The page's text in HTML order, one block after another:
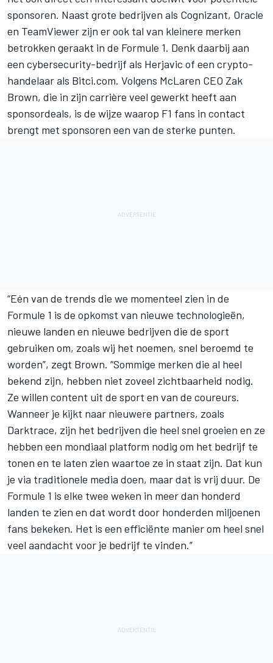
sponsoren. Naast grote bedrijven als Cognizant, Oracle
en TeamViewer zijn er ook tal van kleinere merken
betrokken geraakt in de Formule 1. Denk daarbij aan
een cybersecurity-bedrijf als Herjavic of een crypto-
handelaar als Bitci.com. Volgens McLaren CEO Zak
Brown, die in zijn carrière veel gewerkt heeft aan
sponsordeals, is de wijze waarop F1 fans in contact
brengt met sponsoren een van de sterke punten.
“Eén van de trends die we momenteel zien in de
Formule 1 is de opkomst van nieuwe technologieën,
nieuwe landen en nieuwe bedrijven die de sport
gebruiken om, zoals wij het noemen, snel beroemd te
worden”, zegt Brown. “Sommige merken die al heel
bekend zijn, hebben niet zoveel zichtbaarheid nodig.
Ze willen content uit de sport en van de coureurs.
Wanneer je kijkt naar nieuwere partners, zoals
Darktrace, zijn het bedrijven die heel snel groeien en ze
hebben een mondiaal platform nodig om het bedrijf te
tonen en te laten zien waartoe ze in staat zijn. Dat kun
je via traditionele media doen, maar dat is vrij duur. De
Formule 1 is elke twee weken in meer dan honderd
landen te zien en dat wordt door honderden miljoenen
fans bekeken. Het is een efficiënte manier om heel snel
veel aandacht voor je bedrijf te vinden.”